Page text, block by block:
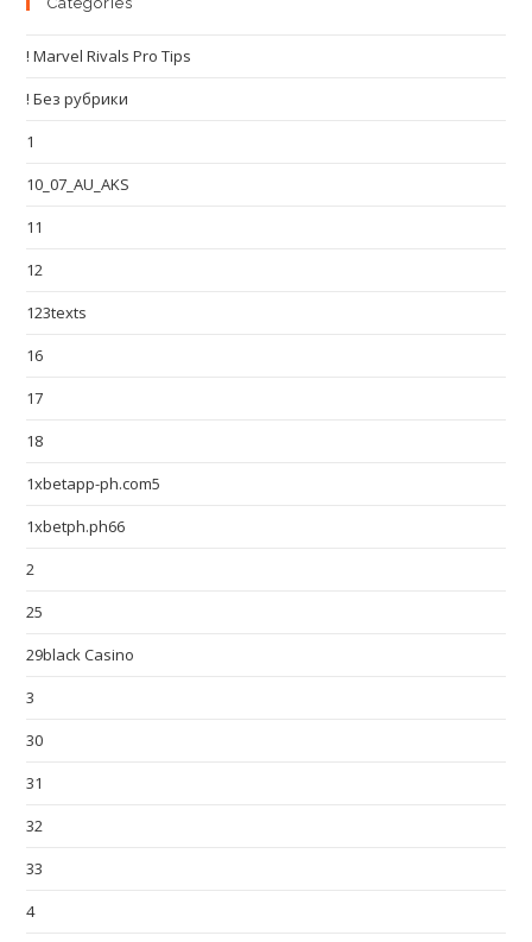
! Marvel Rivals Pro Tips
! Без рубрики
1
10_07_AU_AKS
11
12
123texts
16
17
18
1xbetapp-ph.com5
1xbetph.ph66
2
25
29black Casino
3
30
31
32
33
4